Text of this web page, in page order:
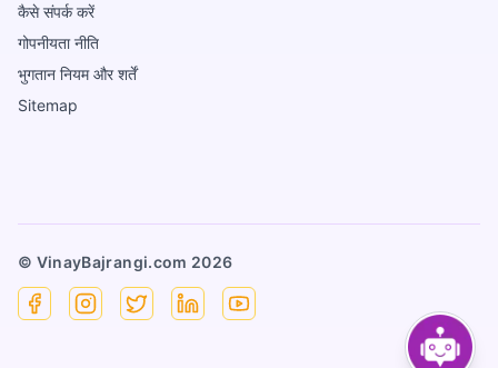
कैसे संपर्क करें
गोपनीयता नीति
भुगतान नियम और शर्तें
Sitemap
© VinayBajrangi.com 2026
FacebookInstagram
X LinkedinYouTube